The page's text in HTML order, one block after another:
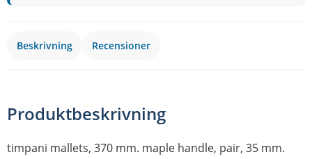
Beskrivning Recensioner
Produktbeskrivning
timpani mallets, 370 mm. maple handle, pair, 35 mm.